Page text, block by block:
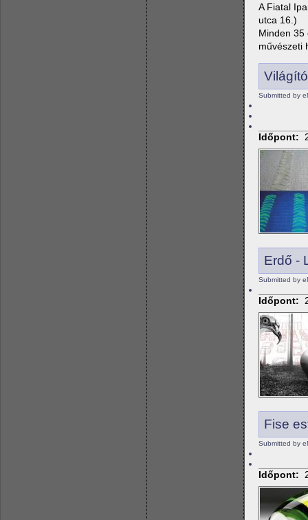
A Fiatal
utca 16.)
Minden 35
művészeti
Submitted by
Időpont:
Erdő -
Submitted by
Időpont:
Fise
Submitted by
Időpont: